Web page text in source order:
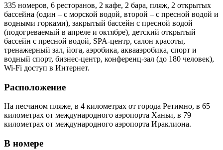
335 номеров, 6 ресторанов, 2 кафе, 2 бара, пляж, 2 открытых
бассейна (один – с морской водой, второй – с пресной водой и
водными горками), закрытый бассейн с пресной водой
(подогреваемый в апреле и октябре), детский открытый
бассейн с пресной водой, SPA-центр, салон красоты,
тренажерный зал, йога, аэробика, аквааэробика, спорт и
водный спорт, бизнес-центр, конференц-зал (до 180 человек),
Wi-Fi доступ в Интернет.
Расположение
На песчаном пляже, в 4 километрах от города Ретимно, в 65
километрах от международного аэропорта Ханьи, в 79
километрах от международного аэропорта Ираклиона.
В номере